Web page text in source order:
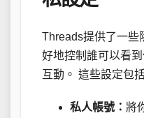
Threads提供了一些
好地控制誰可以看
互動。 這些設定包括
私人帳號： 將